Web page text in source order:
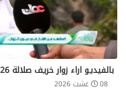
بالفيديو اراء زوار خريف صلالة 2026 محافظة ظفار
08 غشت 2026